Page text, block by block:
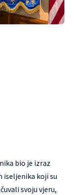
bio je izraz
koji su
svoju vjeru,